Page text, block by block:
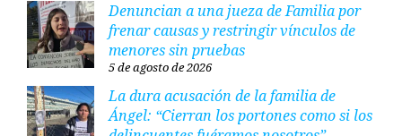
Denuncian a una jueza de Familia por
frenar causas y restringir vínculos de
menores sin pruebas
5 de agosto de 2026
La dura acusación de la familia de
Ángel: “Cierran los portones como si los